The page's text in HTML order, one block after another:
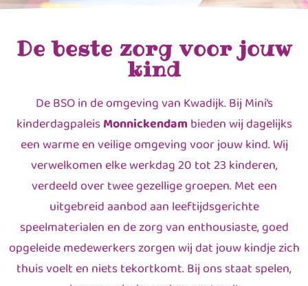
De beste zorg voor jouw
kind
De BSO in de omgeving van Kwadijk. Bij Mini’s
kinderdagpaleisMonnickendam bieden wij dagelijks
een warme en veilige omgeving voor jouw kind. Wij
verwelkomen elke werkdag 20 tot 23 kinderen,
verdeeld over twee gezellige groepen. Met een
uitgebreid aanbod aan leeftijdsgerichte
speelmaterialen en de zorg van enthousiaste, goed
opgeleide medewerkers zorgen wij dat jouw kindje zich
thuis voelt en niets tekortkomt. Bij ons staat spelen,